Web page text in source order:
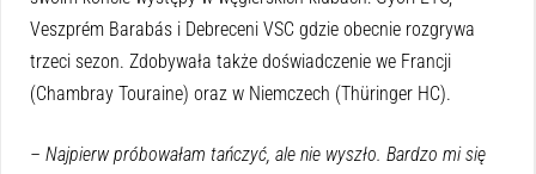
Veszprém Barabás i Debreceni VSC gdzie obecnie rozgrywa
trzeci sezon. Zdobywała także doświadczenie we Francji
(Chambray Touraine) oraz w Niemczech (Thüringer HC).
– Najpierw próbowałam tańczyć, ale nie wyszło. Bardzo mi się